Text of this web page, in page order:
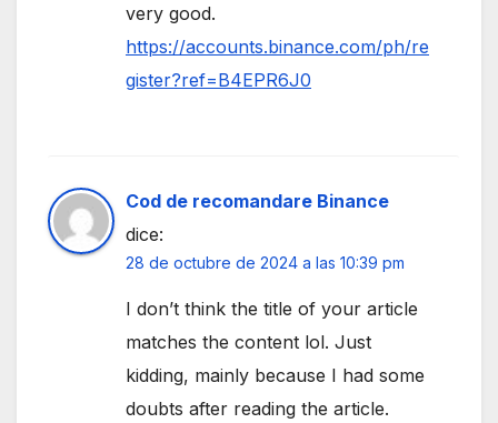
very good.
https://accounts.binance.com/ph/re
gister?ref=B4EPR6J0
Cod de recomandare Binance
dice:
28 de octubre de 2024 a las 10:39 pm
I don’t think the title of your article
matches the content lol. Just
kidding, mainly because I had some
doubts after reading the article.